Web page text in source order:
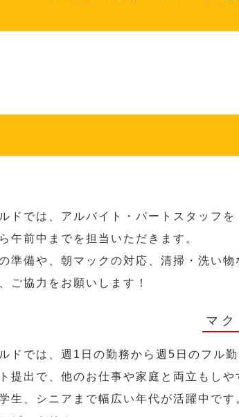
ドでは、アルバイト・パートスタッフ
午前中までを担当いただきます。
準備や、朝マックの対応、清掃・洗い
ご協力をお願いします！
マ
ドでは、週1日の勤務から週5日のフル
提出で、他のお仕事や家庭と両立もし
生、シニアまで幅広い年代が活躍中です